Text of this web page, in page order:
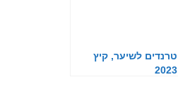
טרנדים לשיער, קיץ
2023